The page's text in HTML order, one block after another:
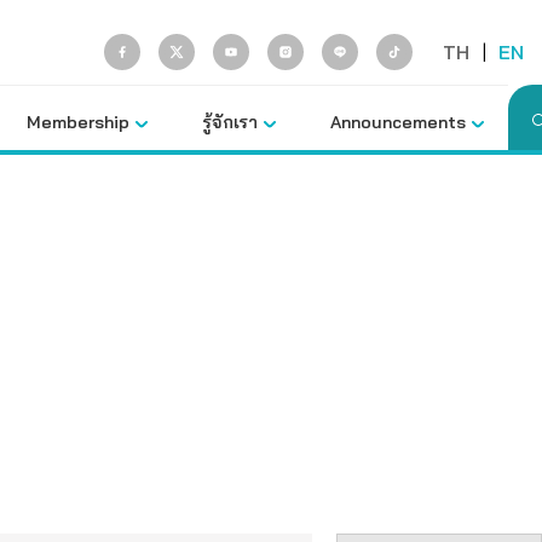
TH | EN
Membership รู้จักเรา Announcements